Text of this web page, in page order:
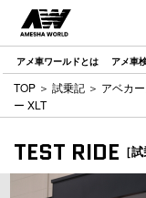
アメ車ワールドとは アメ車
TOP ＞ 試乗記 ＞ アベカ
ー XLT
TEST RIDE ［